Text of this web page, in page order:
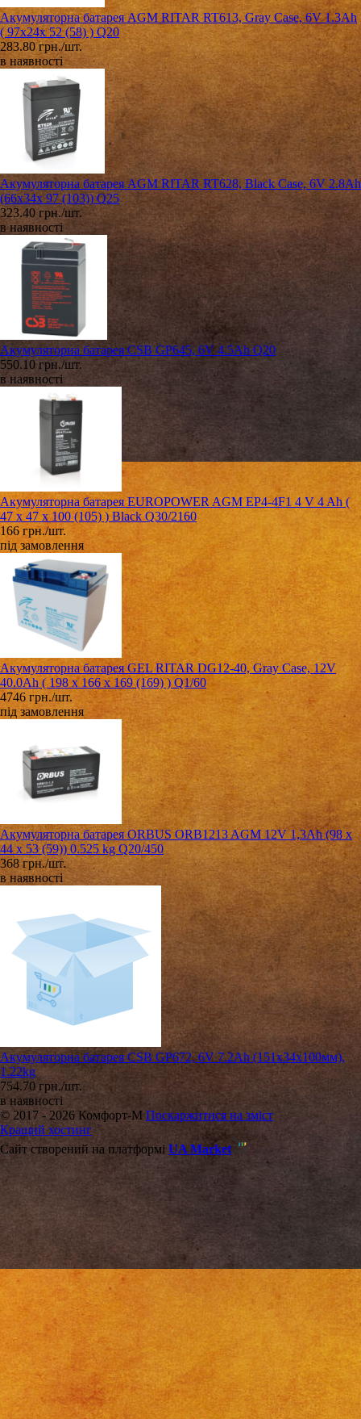
Акумуляторна батарея AGM RITAR RT613, Gray Case, 6V 1.3Ah
( 97х24х 52 (58) ) Q20
283.80 грн./шт.
в наявності
Акумуляторна батарея AGM RITAR RT628, Black Case, 6V 2.8Ah
(66х34х 97 (103)) Q25
323.40 грн./шт.
в наявності
Акумуляторна батарея CSB GP645, 6V 4.5Ah Q20
550.10 грн./шт.
в наявності
Акумуляторна батарея EUROPOWER AGM EP4-4F1 4 V 4 Ah (
47 x 47 x 100 (105) ) Black Q30/2160
166 грн./шт.
під замовлення
Акумуляторна батарея GEL RITAR DG12-40, Gray Case, 12V
40.0Ah ( 198 х 166 х 169 (169) ) Q1/60
4746 грн./шт.
під замовлення
Акумуляторна батарея ORBUS ORB1213 AGM 12V 1,3Ah (98 х
44 х 53 (59)) 0.525 kg Q20/450
368 грн./шт.
в наявності
Акумуляторна батарея CSB GP672, 6V 7.2Ah (151х34х100мм),
1.22kg
754.70 грн./шт.
в наявності
© 2017 - 2026 Комфорт-М Поскаржитися на зміст
Кращий хостинг
Сайт створений на платформі UA Market